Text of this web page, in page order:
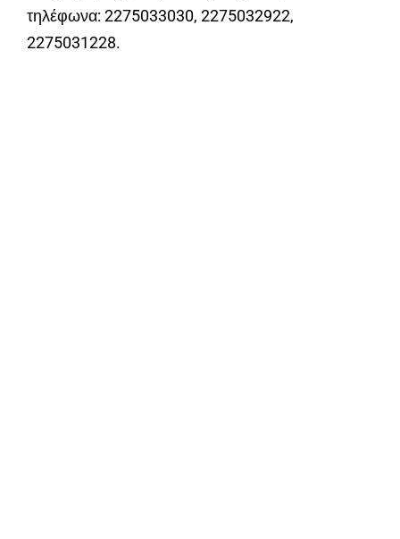
τηλέφωνα: 2275033030, 2275032922,
2275031228.